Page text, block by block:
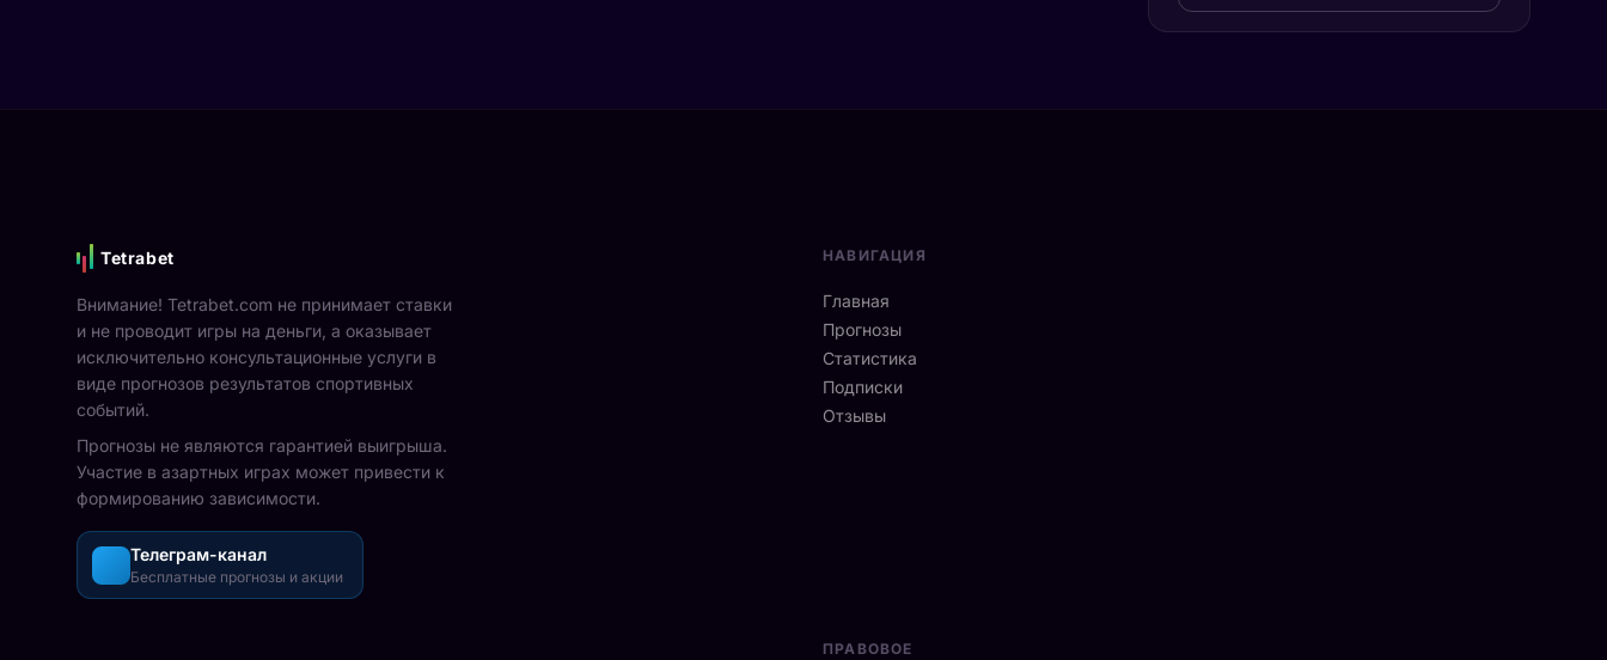
Tetrabet
Внимание! Tetrabet.com не принимает ставки
и не проводит игры на деньги, а оказывает
исключительно консультационные услуги в
виде прогнозов результатов спортивных
событий.
Прогнозы не являются гарантией выигрыша.
Участие в азартных играх может привести к
формированию зависимости.
Телеграм-канал
Бесплатные прогнозы и акции
НАВИГАЦИЯ
Главная
Прогнозы
Статистика
Подписки
Отзывы
ПРАВОВОЕ